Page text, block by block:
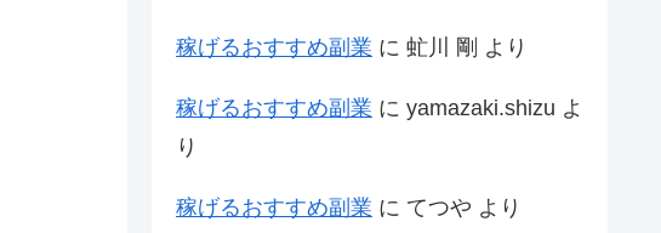
稼げるおすすめ副業 に 虻川 剛 より
稼げるおすすめ副業 に yamazaki.shizu よ
り
稼げるおすすめ副業 に てつや より